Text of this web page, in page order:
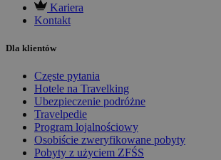
Kariera
Kontakt
Dla klientów
Częste pytania
Hotele na Travelking
Ubezpieczenie podróżne
Travelpedie
Program lojalnościowy
Osobiście zweryfikowane pobyty
Pobyty z użyciem ZFŚS